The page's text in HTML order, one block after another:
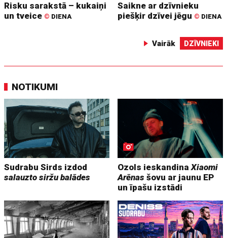
Risku sarakstā – kukaiņi
un tveice © DIENA
Saikne ar dzīvnieku
piešķir dzīvei jēgu © DIENA
Vairāk DZĪVNIEKI
NOTIKUMI
Sudrabu Sirds izdod
salauzto siržu balādes
Ozols ieskandinaXiaomi
Arēnas šovu ar jaunu EP
un īpašu izstādi